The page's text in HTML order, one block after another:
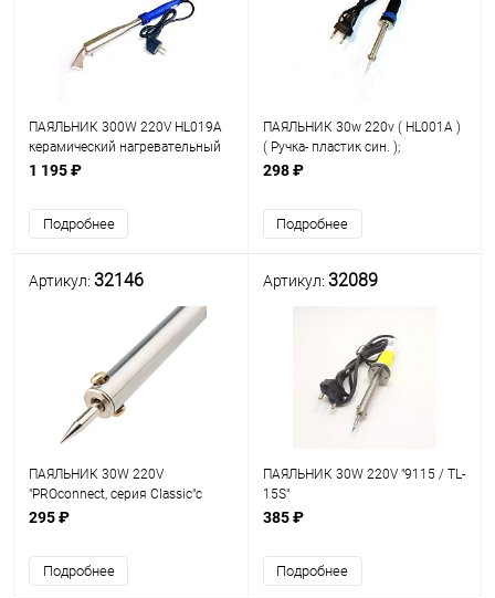
ПАЯЛЬНИК 300W 220V HL019A
керамический нагревательный
элемент; форма жала:шлиц с
1 195 ₽
Подробнее
ПАЯЛЬНИК 30w 220v ( HL001A )
( Ручка- пластик син. );
нихромовый нагреватель; Long
рабоч: 300-350°C; вр.разогр: 3-
5м
298 ₽
Подробнее
Артикул: 32146
ПАЯЛЬНИК 30W 220V
"PROconnect, серия Classic"с
керамическим нагревателем
360°C
295 ₽
Подробнее
Артикул: 32089
ПАЯЛЬНИК 30W 220V "9115 / TL-
15S"
385 ₽
Подробнее